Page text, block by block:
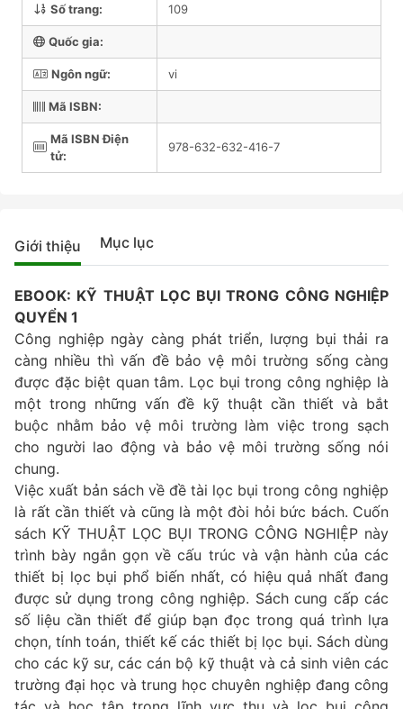
Số trang: 109
Quốc gia:
Ngôn ngữ: vi
Mã ISBN:
Mã ISBN Điện
tử:
978-632-632-416-7
Giới thiệu Mục lục
EBOOK: KỸ THUẬT LỌC BỤI TRONG CÔNG NGHIỆP
QUYỂN 1
Công nghiệp ngày càng phát triển, lượng bụi thải ra
càng nhiều thì vấn đề bảo vệ môi trường sống càng
được đặc biệt quan tâm. Lọc bụi trong công nghiệp là
một trong những vấn đề kỹ thuật cần thiết và bắt
buộc nhằm bảo vệ môi trường làm việc trong sạch
cho người lao động và bảo vệ môi trường sống nói
chung.
Việc xuất bản sách về đề tài lọc bụi trong công nghiệp
là rất cần thiết và cũng là một đòi hỏi bức bách. Cuốn
sách KỸ THUẬT LỌC BỤI TRONG CÔNG NGHIỆP này
trình bày ngắn gọn về cấu trúc và vận hành của các
thiết bị lọc bụi phổ biến nhất, có hiệu quả nhất đang
được sử dụng trong công nghiệp. Sách cung cấp các
số liệu cần thiết để giúp bạn đọc trong quá trình lựa
chọn, tính toán, thiết kế các thiết bị lọc bụi. Sách dùng
cho các kỹ sư, các cán bộ kỹ thuật và cả sinh viên các
trường đại học và trung học chuyên nghiệp đang công